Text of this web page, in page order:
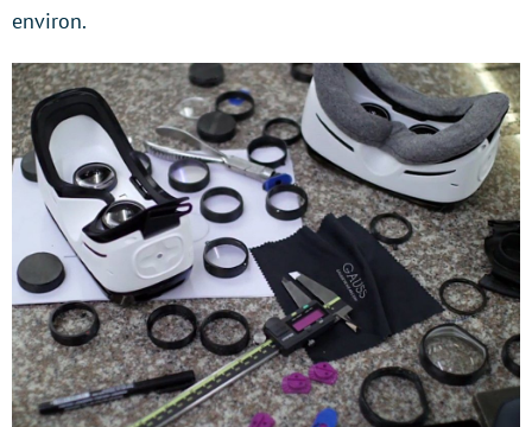
environ.